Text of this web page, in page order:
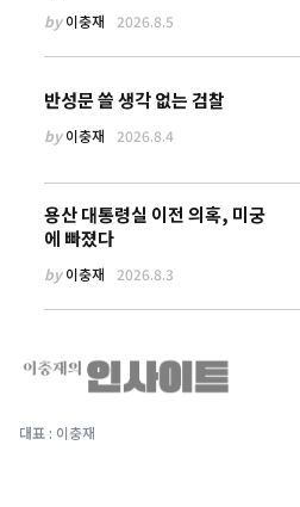
by이충재 2026.8.5
반성문 쓸 생각 없는 검찰
by이충재 2026.8.4
용산 대통령실 이전 의혹, 미궁
에 빠졌다
by이충재 2026.8.3
대표 : 이충재